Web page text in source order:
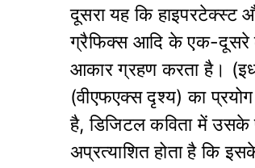
दूसरा यह कि हाइपरटेक्स्ट
ग्रैफिक्स आदि के एक-दूसरे
आकार ग्रहण करता है।
(वीएफएक्स दृश्य) का
है, डिजिटल कविता में
अप्रत्याशित होता है कि